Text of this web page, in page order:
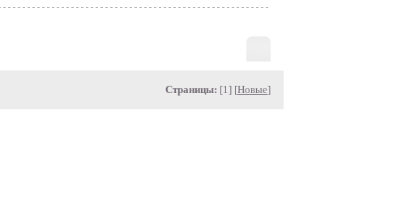
Страницы: [1] [Новые]